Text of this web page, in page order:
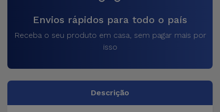
Envios rápidos para todo o país
Receba o seu produto em casa, sem pagar mais por
isso
Descrição